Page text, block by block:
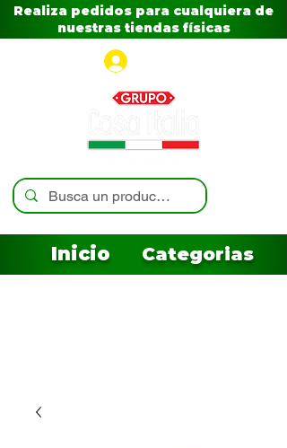
Realiza pedidos para cualquiera de
nuestras tiendas físicas
Inicio Categorias